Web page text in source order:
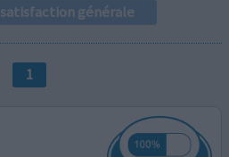
satisfaction générale
1